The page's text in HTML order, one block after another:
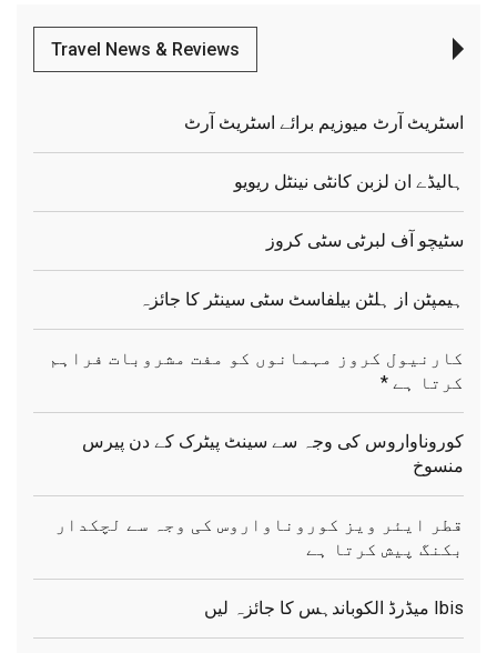
Travel News & Reviews
اسٹریٹ آرٹ میوزیم برائے اسٹریٹ آرٹ
ہالیڈے ان لزبن کانٹی نینٹل ریویو
سٹیچو آف لبرٹی سٹی کروز
ہیمپٹن از ہلٹن بیلفاسٹ سٹی سینٹر کا جائزہ
کارنیول کروز مہمانوں کو مفت مشروبات فراہم
کرتا ہے *
کوروناواروس کی وجہ سے سینٹ پیٹرک کے دن پیرس
منسوخ
قطر ایئر ویز کوروناواروس کی وجہ سے لچکدار
بکنگ پیش کرتا ہے
Ibis میڈرڈ الکوباندہس کا جائزہ لیں